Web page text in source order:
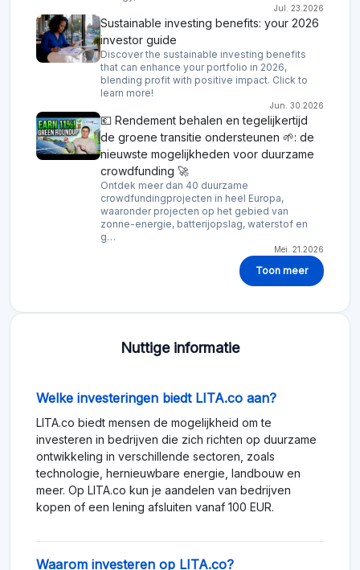
Jul. 23.2026
Sustainable investing benefits: your 2026
investor guide
Discover the sustainable investing benefits
that can enhance your portfolio in 2026,
blending profit with positive impact. Click to
learn more!
Jun. 30.2026
💶 Rendement behalen en tegelijkertijd
de groene transitie ondersteunen 🌱: de
nieuwste mogelijkheden voor duurzame
crowdfunding 🚀
Ontdek meer dan 40 duurzame
crowdfundingprojecten in heel Europa,
waaronder projecten op het gebied van
zonne-energie, batterijopslag, waterstof en
g…
Mei. 21.2026
Toon meer
Nuttige informatie
Welke investeringen biedt LITA.co aan?
LITA.co biedt mensen de mogelijkheid om te
investeren in bedrijven die zich richten op duurzame
ontwikkeling in verschillende sectoren, zoals
technologie, hernieuwbare energie, landbouw en
meer. Op LITA.co kun je aandelen van bedrijven
kopen of een lening afsluiten vanaf 100 EUR.
Waarom investeren op LITA.co?